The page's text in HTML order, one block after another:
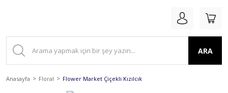
ARA
Anasayfa Floral Flower Market Çiçekli Kızılcık